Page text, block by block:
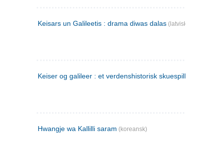
Keisars un Galileetis : drama diwas dalas (latvisk)
Keiser og galileer : et verdenshistorisk skuespill (1873)
Hwangje wa Kallilli saram (koreansk)